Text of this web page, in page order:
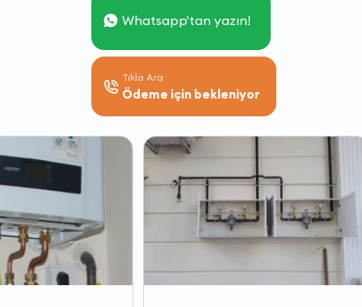
Whatsapp'tan yazın!
Tıkla Ara
Ödeme için bekleniyor